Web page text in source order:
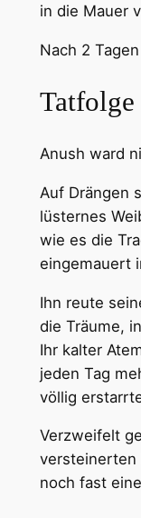
in die Mauer
Nach 2
Tatfolge
Anush ward
Auf Drängen
lüsternes
wie es die
eingemauert
Ihn reute
die Träume,
Ihr kalter
jeden Tag
völlig
Verzweifelt
versteinerten
noch fast